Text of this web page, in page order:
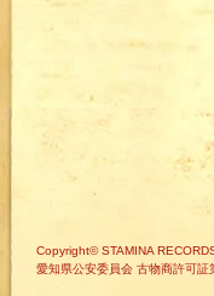
Copyright© STAMINA
愛知県公安委員会 古物商許可